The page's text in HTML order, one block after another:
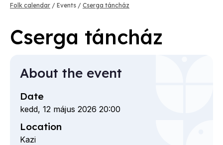
Breadcrumb
Folk calendar Events Cserga táncház
Cserga táncház
About the event
Date
kedd, 12 május 2026 20:00
Location
Kazi